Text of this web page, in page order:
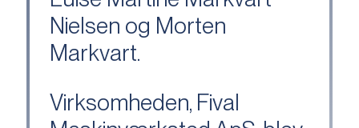
Nielsen og Morten
Markvart.
Virksomheden, Fival